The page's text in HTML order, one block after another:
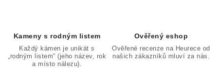
Kameny s rodným listem
Každý kámen je unikát s
„rodným listem“ (jeho název, rok
a místo nálezu).
Ověřený eshop
Ověřené recenze na Heurece od
našich zákazníků mluví za nás.